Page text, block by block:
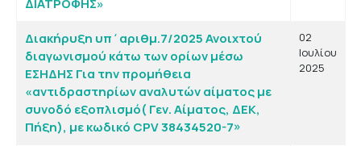
ΔΙΑΤΡΟΦΗΣ»
Διακήρυξη υπ΄αριθμ.7/2025 Ανοιχτού
διαγωνισμού κάτω των ορίων μέσω
ΕΣΗΔΗΣ Για την προμήθεια
«αντιδραστηρίων αναλυτών αίματος με
συνοδό εξοπλισμό( Γεν. Αίματος, ΔΕΚ,
Πήξη), με κωδικό CPV 38434520-7»
02
Ιουλίου
2025